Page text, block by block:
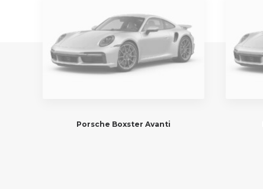
Porsche Boxster Avanti